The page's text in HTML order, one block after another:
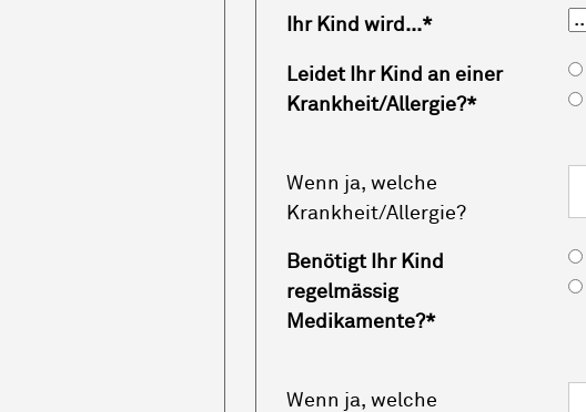
Ihr Kind wird...*
Leidet Ihr Kind an einer
Krankheit/Allergie?*
Wenn ja, welche
Krankheit/Allergie?
Benötigt Ihr Kind
regelmässig
Medikamente?*
Wenn ja, welche